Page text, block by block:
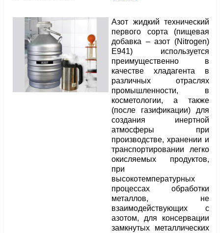
Азот жидкий технический
первого сорта (пищевая
добавка – азот (Nitrogen)
E941) используется
преимущественно в
качестве хладагента в
различных отраслях
промышленности, в
косметологии, а также
(после газификации) для
создания инертной
атмосферы при
производстве, хранении и
транспортировании легко
окисляемых продуктов,
при
высокотемпературных
процессах обработки
металлов, не
взаимодействующих с
азотом, для консервации
замкнутых металлических